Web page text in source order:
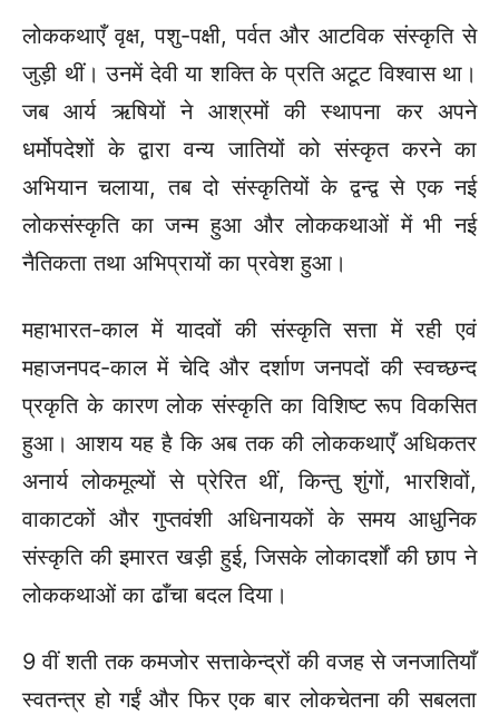
लोककथाएँ वृक्ष, पशु-पक्षी, पर्वत और आटविक संस्कृति से
जुड़ी थीं। उनमें देवी या शक्ति के प्रति अटूट विश्वास था।
जब आर्य ऋषियों ने आश्रमों की स्थापना कर अपने
धर्मोपदेशों के द्वारा वन्य जातियों को संस्कृत करने का
अभियान चलाया, तब दो संस्कृतियों के द्वन्द्व से एक नई
लोकसंस्कृति का जन्म हुआ और लोककथाओं में भी नई
नैतिकता तथा अभिप्रायों का प्रवेश हुआ।
महाभारत-काल में यादवों की संस्कृति सत्ता में रही एवं
महाजनपद-काल में चेदि और दर्शाण जनपदों की स्वच्छन्द
प्रकृति के कारण लोक संस्कृति का विशिष्ट रूप विकसित
हुआ। आशय यह है कि अब तक की लोककथाएँ अधिकतर
अनार्य लोकमूल्यों से प्रेरित थीं, किन्तु शुंगों, भारशिवों,
वाकाटकों और गुप्तवंशी अधिनायकों के समय आधुनिक
संस्कृति की इमारत खड़ी हुई, जिसके लोकादर्शों की छाप ने
लोककथाओं का ढाँचा बदल दिया।
9 वीं शती तक कमजोर सत्ताकेन्द्रों की वजह से जनजातियाँ
स्वतन्त्र हो गईं और फिर एक बार लोकचेतना की सबलता